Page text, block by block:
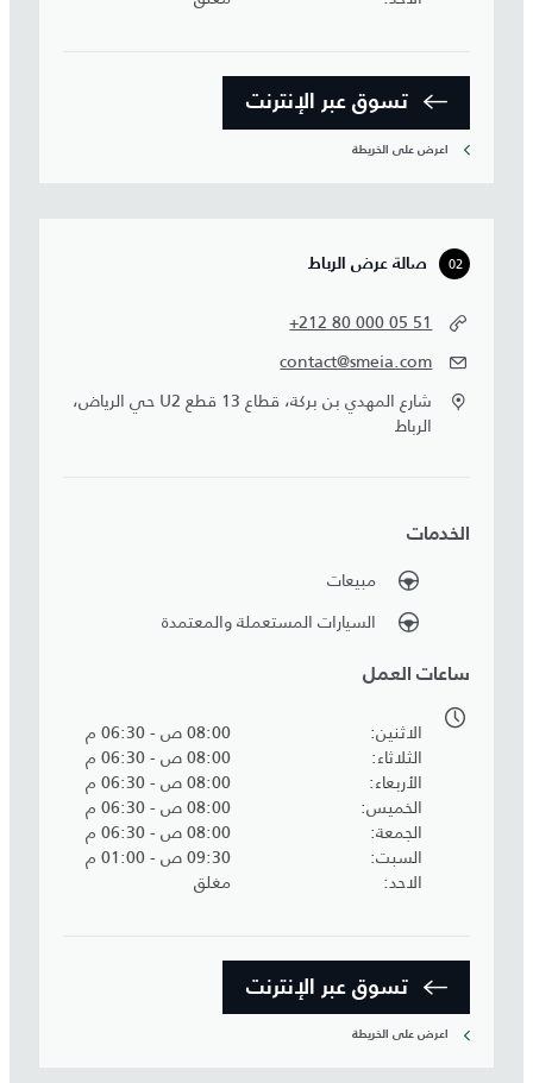
تسوق عبر الإنترنت
اعرض على الخريطة
02 صالة عرض الرباط
+212 80 000 05 51
contact@smeia.com
شارع المهدي بن بركة، قطاع 13 قطع U2 حي الرياض،
الرباط
الخدمات
مبيعات
السيارات المستعملة والمعتمدة
ساعات العمل
الاثنين
08:00 ص - 06:30 م
الثلاثاء
08:00 ص - 06:30 م
الأربعاء
08:00 ص - 06:30 م
الخميس
08:00 ص - 06:30 م
الجمعة
08:00 ص - 06:30 م
السبت
09:30 ص - 01:00 م
الاحد
مغلق
تسوق عبر الإنترنت
اعرض على الخريطة